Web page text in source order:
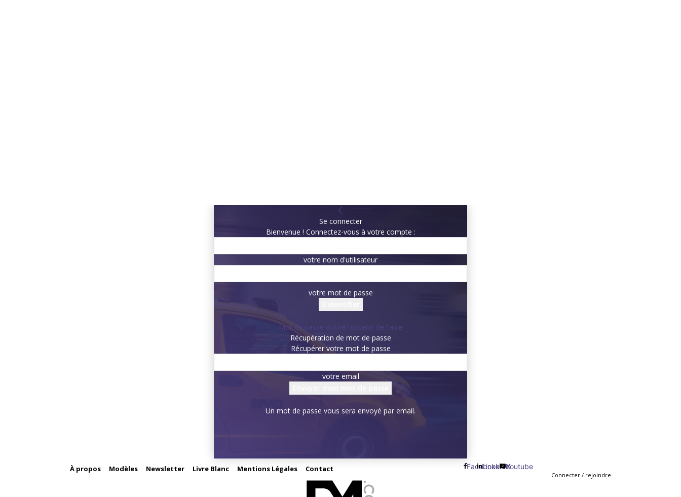
Se connecter
Bienvenue ! Connectez-vous à votre compte :
votre nom d'utilisateur
votre mot de passe
Mot de passe oublié? obtenir de l'aide
Récupération de mot de passe
Récupérer votre mot de passe
votre email
Un mot de passe vous sera envoyé par email.
À propos Modèles Newsletter Livre Blanc Mentions Légales Contact Facebook
Linkedin
X
Youtube
Connecter / rejoindre